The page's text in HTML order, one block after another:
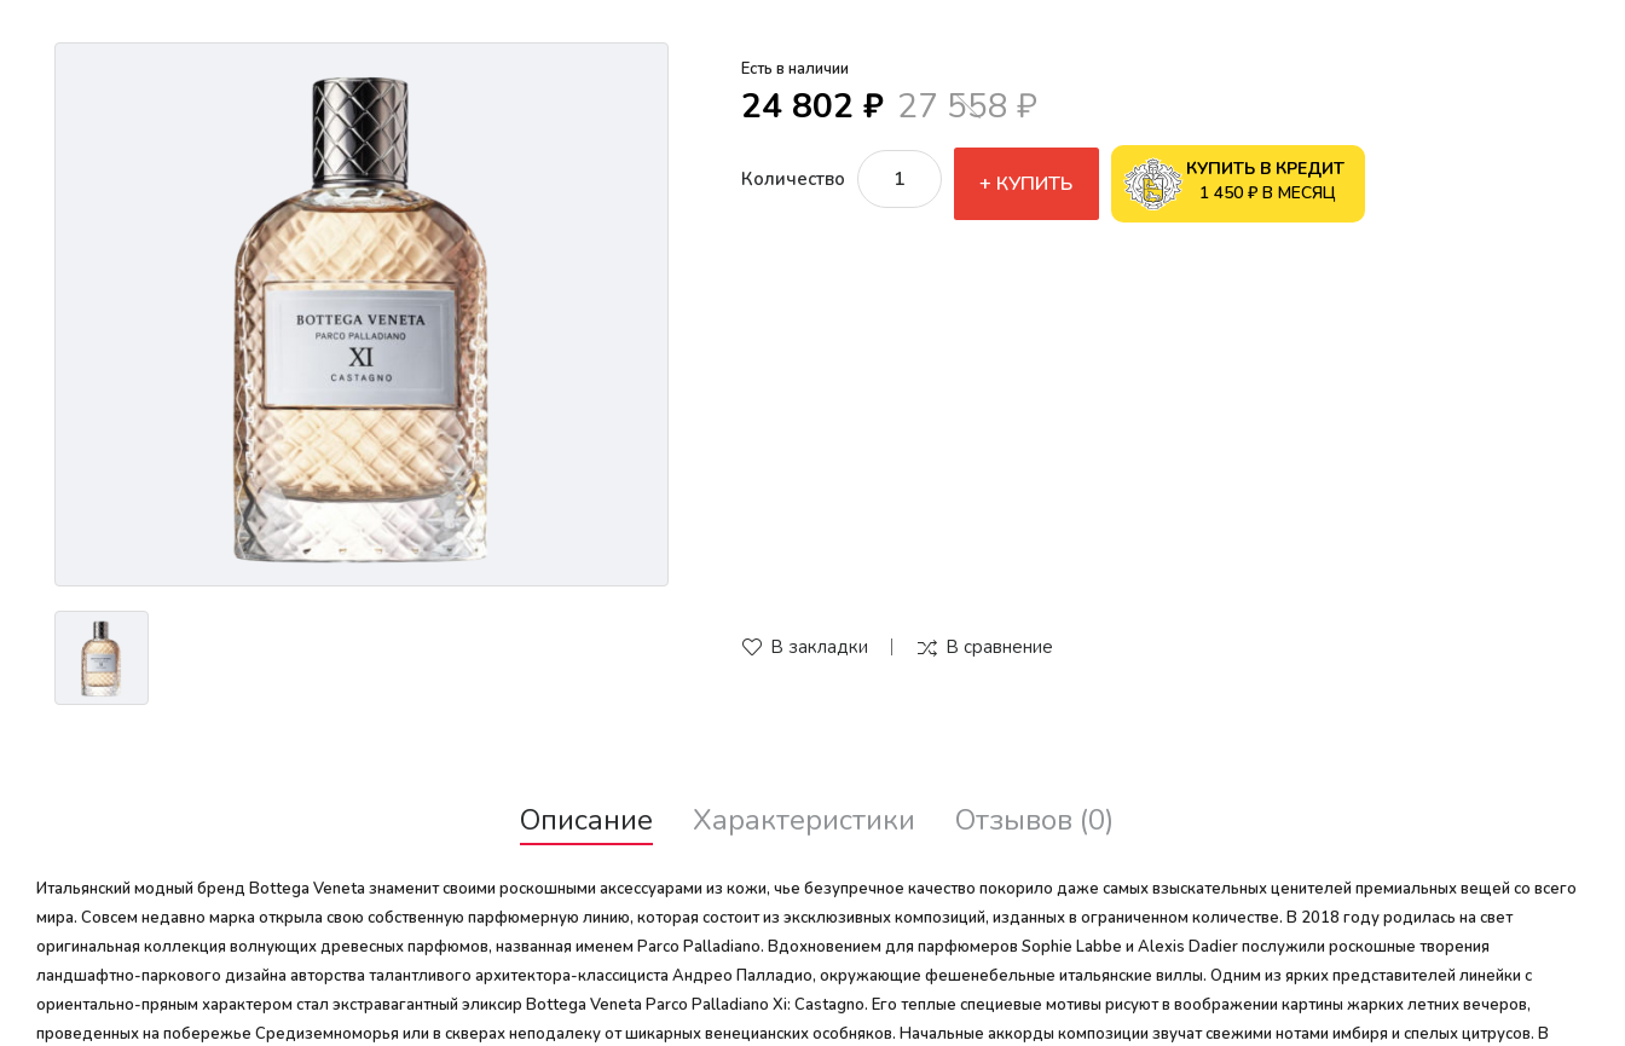
Есть в наличии
24 802 ₽ 27 558 ₽
Количество КУПИТЬ
КУПИТЬ В КРЕДИТ
1 450 ₽ В МЕСЯЦ
В закладки В сравнение
Описание Характеристики Отзывов (0)
Итальянский модный бренд Bottega Veneta знаменит своими роскошными аксессуарами из кожи, чье безупречное качество покорило даже самых взыскательных ценителей премиальных вещей со всего
мира. Совсем недавно марка открыла свою собственную парфюмерную линию, которая состоит из эксклюзивных композиций, изданных в ограниченном количестве. В 2018 году родилась на свет
оригинальная коллекция волнующих древесных парфюмов, названная именем Parco Palladiano. Вдохновением для парфюмеров Sophie Labbe и Alexis Dadier послужили роскошные творения
ландшафтно-паркового дизайна авторства талантливого архитектора-классициста Андрео Палладио, окружающие фешенебельные итальянские виллы. Одним из ярких представителей линейки с
ориентально-пряным характером стал экстравагантный эликсир Bottega Veneta Parco Palladiano Xi: Castagno. Его теплые специевые мотивы рисуют в воображении картины жарких летних вечеров,
проведенных на побережье Средиземноморья или в скверах неподалеку от шикарных венецианских особняков. Начальные аккорды композиции звучат свежими нотами имбиря и спелых цитрусов. В